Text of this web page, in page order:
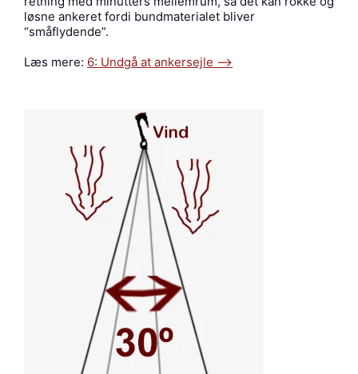
løsne ankeret fordi bundmaterialet bliver
“småflydende”.
Læs mere: 6: Undgå at ankersejle —->